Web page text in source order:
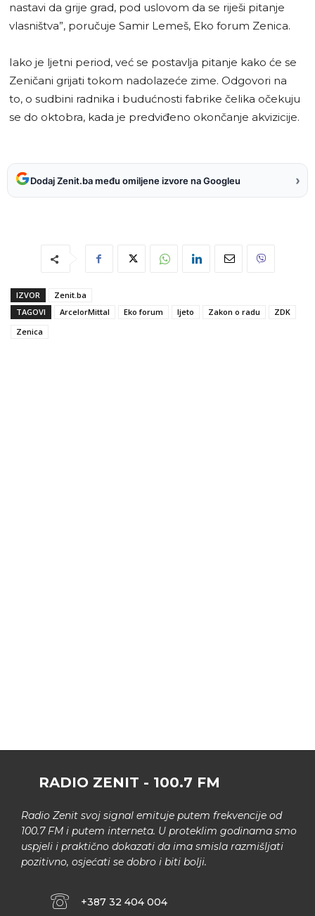
nastavi da grije grad, pod uslovom da se riješi pitanje
vlasništva”, poručuje Samir Lemeš, Eko forum Zenica.
Iako je ljetni period, već se postavlja pitanje kako će se
Zeničani grijati tokom nadolazeće zime. Odgovori na
to, o sudbini radnika i budućnosti fabrike čelika očekuju
se do oktobra, kada je predviđeno okončanje akvizicije.
Dodaj Zenit.ba među omiljene izvore na Googleu ›
IZVOR
Zenit.ba
TAGOVI
ArcelorMittal Eko forum ljeto Zakon o radu
ZDK
Zenica
RADIO ZENIT - 100.7 FM
Radio Zenit svoj signal emituje putem frekvencije od
100.7 FM i putem interneta. U proteklim godinama smo
uspjeli i praktično dokazati da ima smisla razmišljati
pozitivno, osjećati se dobro i biti bolji.
+387 32 404 004